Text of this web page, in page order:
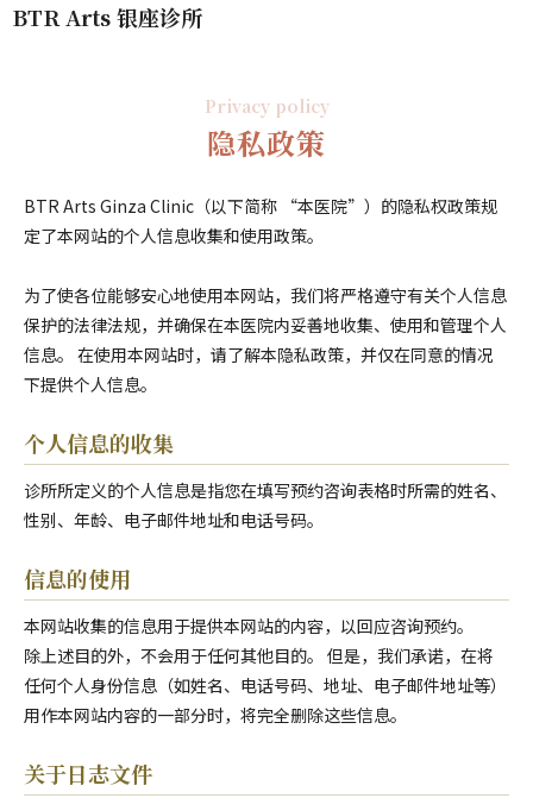
BTR Arts 银座诊所
Privacy policy
隐私政策
BTR Arts Ginza Clinic（以下简称 “本医院”）的隐私权政策规
定了本网站的个人信息收集和使用政策。
为了使各位能够安心地使用本网站，我们将严格遵守有关个人信息
保护的法律法规，并确保在本医院内妥善地收集、使用和管理个人
信息。 在使用本网站时，请了解本隐私政策，并仅在同意的情况
下提供个人信息。
个人信息的收集
诊所所定义的个人信息是指您在填写预约咨询表格时所需的姓名、
性别、年龄、电子邮件地址和电话号码。
信息的使用
本网站收集的信息用于提供本网站的内容，以回应咨询预约。
除上述目的外，不会用于任何其他目的。 但是，我们承诺，在将
任何个人身份信息（如姓名、电话号码、地址、电子邮件地址等）
用作本网站内容的一部分时，将完全删除这些信息。
关于日志文件